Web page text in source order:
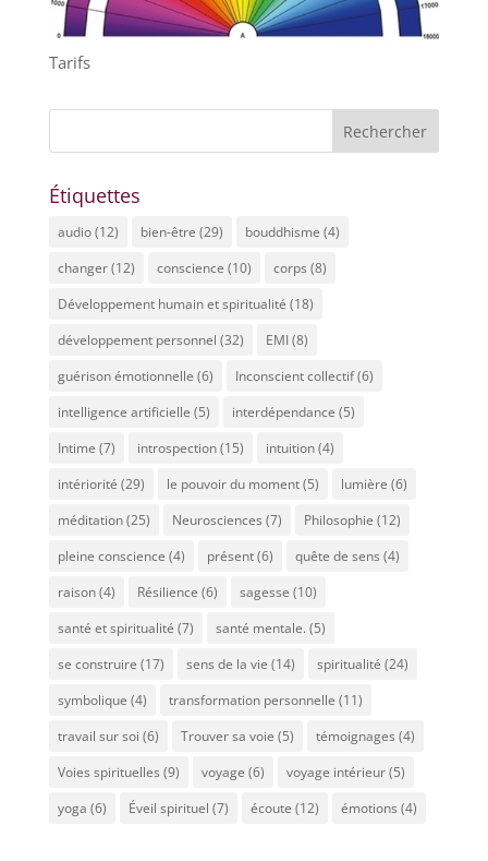
Tarifs
Étiquettes
audio(12) bien-être (29) bouddhisme (4)
changer(12) conscience (10) corps (8)
Développement humain et spiritualité (18)
développement personnel (32) EMI(8)
guérison émotionnelle (6) Inconscient collectif(6)
intelligence artificielle (5) interdépendance (5)
Intime (7) introspection(15) intuition(4)
intériorité (29) le pouvoir du moment(5) lumière (6)
méditation(25) Neurosciences (7) Philosophie (12)
pleine conscience (4) présent(6) quête de sens (4)
raison(4) Résilience (6) sagesse (10)
santé et spiritualité (7) santé mentale. (5)
se construire (17) sens de la vie (14) spiritualité (24)
symbolique (4) transformation personnelle (11)
travail sur soi (6) Trouver sa voie (5) témoignages (4)
Voies spirituelles (9) voyage (6) voyage intérieur(5)
yoga (6) Éveil spirituel (7) écoute (12) émotions (4)